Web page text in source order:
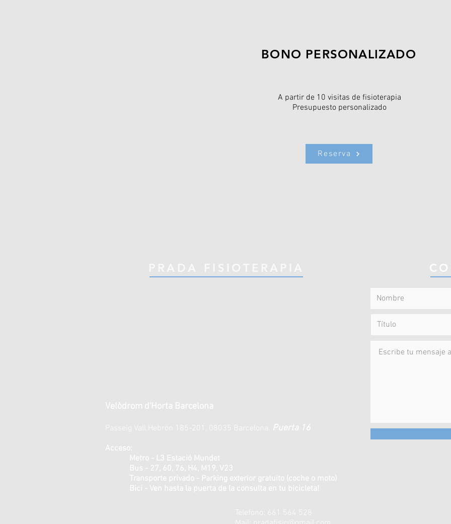
BONO PERSONALIZADO
A partir de 10 visitas de fisioterapia
Presupuesto personalizado
Reserva
Velòdrom d'Horta Barcelona
Passeig Vall Hebrón 185-201, 08035 Barcelona. Puerta 16
Acceso:
Metro - L3 Estació Mundet
Bus - 27, 60, 76, H4, M19, V23
Transporte privado - Parking exterior gratuito (coche o moto)
Bici - Ven hasta la puerta de la consulta en tu bicicleta!
Telefono: 661 564 528